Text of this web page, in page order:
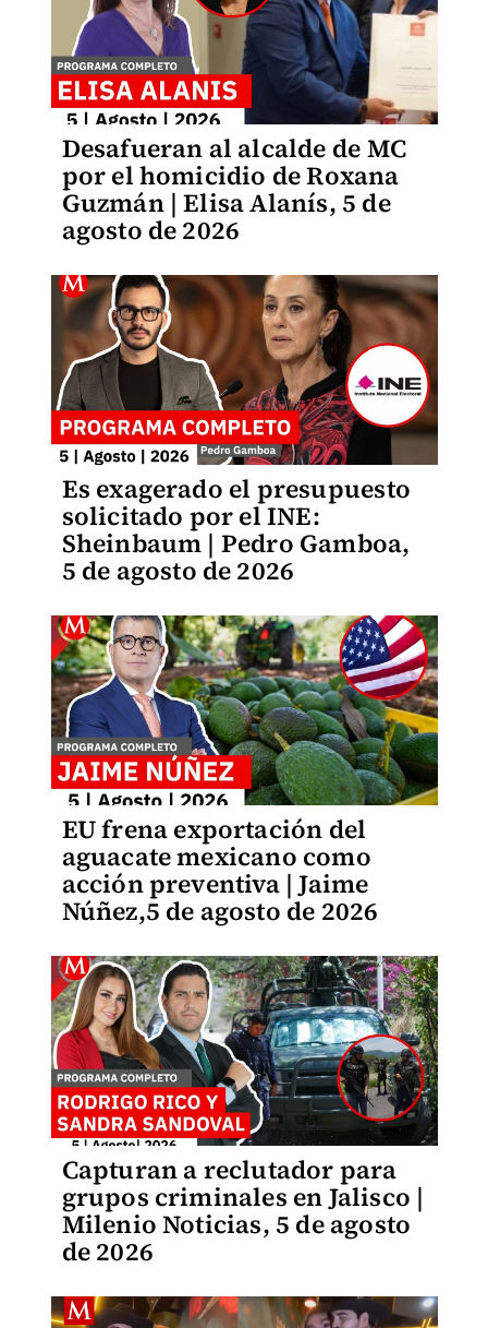
Desafueran al alcalde de MC
por el homicidio de Roxana
Guzmán | Elisa Alanís, 5 de
agosto de 2026
Es exagerado el presupuesto
solicitado por el INE:
Sheinbaum | Pedro Gamboa,
5 de agosto de 2026
EU frena exportación del
aguacate mexicano como
acción preventiva | Jaime
Núñez,5 de agosto de 2026
Capturan a reclutador para
grupos criminales en Jalisco |
Milenio Noticias, 5 de agosto
de 2026